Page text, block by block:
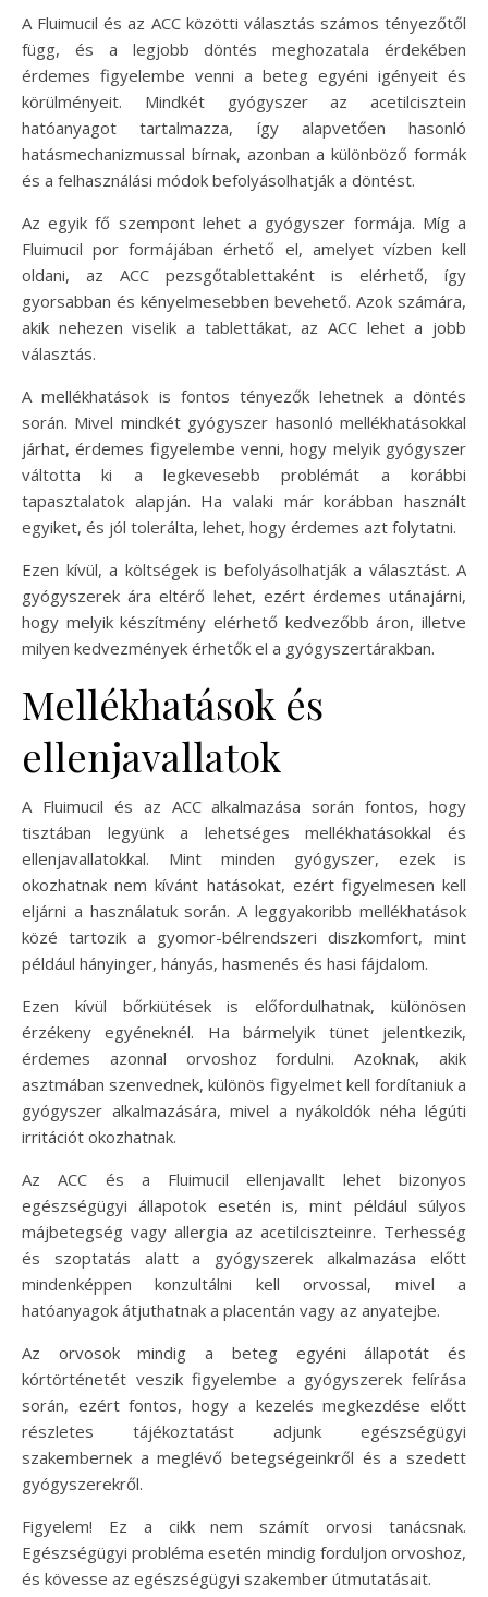
A Fluimucil és az ACC közötti választás számos tényezőtől
függ, és a legjobb döntés meghozatala érdekében
érdemes figyelembe venni a beteg egyéni igényeit és
körülményeit. Mindkét gyógyszer az acetilcisztein
hatóanyagot tartalmazza, így alapvetően hasonló
hatásmechanizmussal bírnak, azonban a különböző formák
és a felhasználási módok befolyásolhatják a döntést.
Az egyik fő szempont lehet a gyógyszer formája. Míg a
Fluimucil por formájában érhető el, amelyet vízben kell
oldani, az ACC pezsgőtablettaként is elérhető, így
gyorsabban és kényelmesebben bevehető. Azok számára,
akik nehezen viselik a tablettákat, az ACC lehet a jobb
választás.
A mellékhatások is fontos tényezők lehetnek a döntés
során. Mivel mindkét gyógyszer hasonló mellékhatásokkal
járhat, érdemes figyelembe venni, hogy melyik gyógyszer
váltotta ki a legkevesebb problémát a korábbi
tapasztalatok alapján. Ha valaki már korábban használt
egyiket, és jól tolerálta, lehet, hogy érdemes azt folytatni.
Ezen kívül, a költségek is befolyásolhatják a választást. A
gyógyszerek ára eltérő lehet, ezért érdemes utánajárni,
hogy melyik készítmény elérhető kedvezőbb áron, illetve
milyen kedvezmények érhetők el a gyógyszertárakban.
Mellékhatások és
ellenjavallatok
A Fluimucil és az ACC alkalmazása során fontos, hogy
tisztában legyünk a lehetséges mellékhatásokkal és
ellenjavallatokkal. Mint minden gyógyszer, ezek is
okozhatnak nem kívánt hatásokat, ezért figyelmesen kell
eljárni a használatuk során. A leggyakoribb mellékhatások
közé tartozik a gyomor-bélrendszeri diszkomfort, mint
például hányinger, hányás, hasmenés és hasi fájdalom.
Ezen kívül bőrkiütések is előfordulhatnak, különösen
érzékeny egyéneknél. Ha bármelyik tünet jelentkezik,
érdemes azonnal orvoshoz fordulni. Azoknak, akik
asztmában szenvednek, különös figyelmet kell fordítaniuk a
gyógyszer alkalmazására, mivel a nyákoldók néha légúti
irritációt okozhatnak.
Az ACC és a Fluimucil ellenjavallt lehet bizonyos
egészségügyi állapotok esetén is, mint például súlyos
májbetegség vagy allergia az acetilciszteinre. Terhesség
és szoptatás alatt a gyógyszerek alkalmazása előtt
mindenképpen konzultálni kell orvossal, mivel a
hatóanyagok átjuthatnak a placentán vagy az anyatejbe.
Az orvosok mindig a beteg egyéni állapotát és
kórtörténetét veszik figyelembe a gyógyszerek felírása
során, ezért fontos, hogy a kezelés megkezdése előtt
részletes tájékoztatást adjunk egészségügyi
szakembernek a meglévő betegségeinkről és a szedett
gyógyszerekről.
Figyelem! Ez a cikk nem számít orvosi tanácsnak.
Egészségügyi probléma esetén mindig forduljon orvoshoz,
és kövesse az egészségügyi szakember útmutatásait.